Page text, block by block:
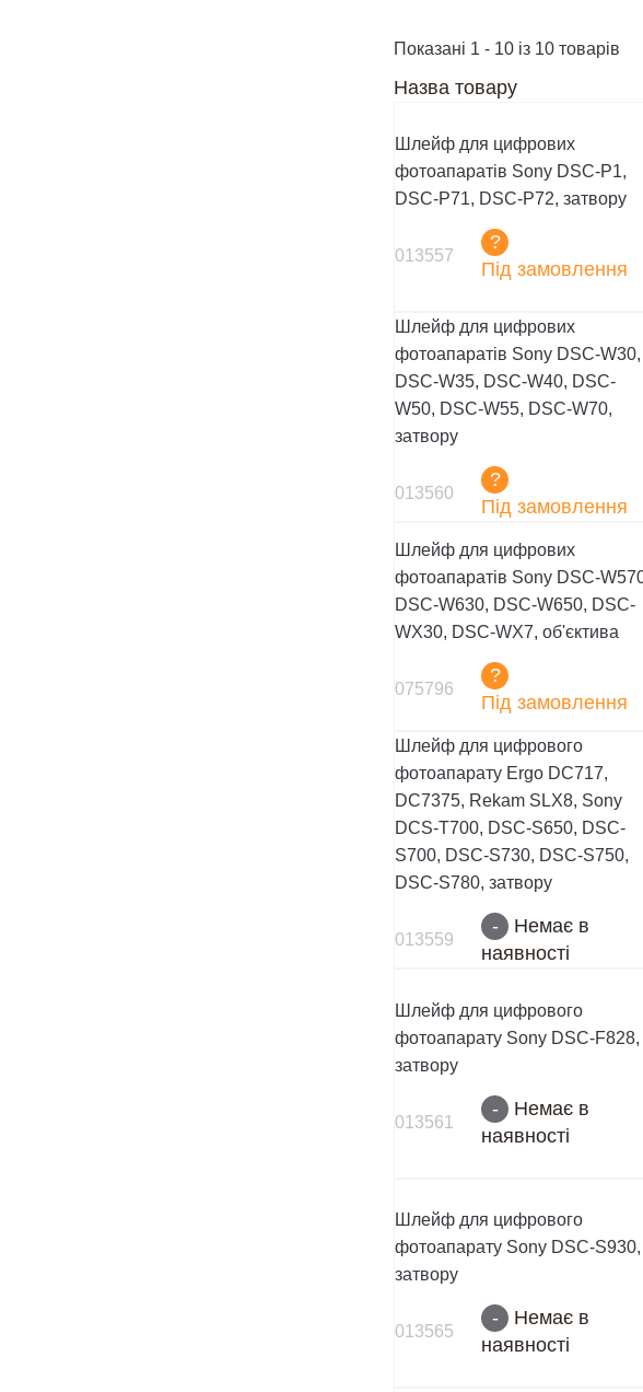
Показані 1 - 10 із 10 товарів
Назва товару
Шлейф для цифрових
фотоапаратів Sony DSC-P1,
DSC-P71, DSC-P72, затвору
013557
?
Під замовлення
Шлейф для цифрових
фотоапаратів Sony DSC-W30,
DSC-W35, DSC-W40, DSC-
W50, DSC-W55, DSC-W70,
затвору
013560
?
Під замовлення
Шлейф для цифрових
фотоапаратів Sony DSC-
DSC-W630, DSC-W650, DSC-
WX30, DSC-WX7, об'єктива
075796
?
Під замовлення
Шлейф для цифрового
фотоапарату Ergo DC717,
DC7375, Rekam SLX8, Sony
DCS-T700, DSC-S650, DSC-
S700, DSC-S730, DSC-S750,
DSC-S780, затвору
013559
-
Немає в
наявності
Шлейф для цифрового
фотоапарату Sony DSC-F828,
затвору
013561
-
Немає в
наявності
Шлейф для цифрового
фотоапарату Sony DSC-S930,
затвору
013565
-
Немає в
наявності